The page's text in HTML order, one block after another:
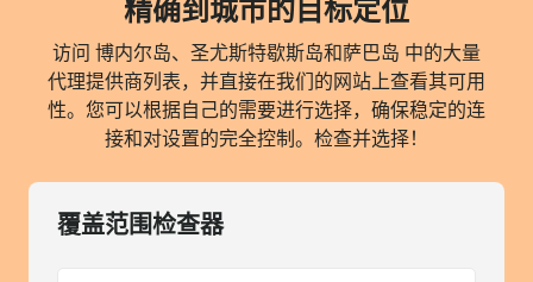
精确到城市的目标定位
访问 博内尔岛、圣尤斯特歇斯岛和萨巴岛 中的大量
代理提供商列表，并直接在我们的网站上查看其可用
性。您可以根据自己的需要进行选择，确保稳定的连
接和对设置的完全控制。检查并选择！
覆盖范围检查器